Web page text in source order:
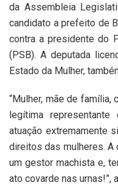
da Assembleia
candidato a prefeito de
contra a presidente do
(PSB). A deputada
Estado da Mulher,
“Mulher, mãe de família,
legítima
atuação extremamente
direitos das mulheres. A
um gestor machista e,
ato covarde nas urnas!”,